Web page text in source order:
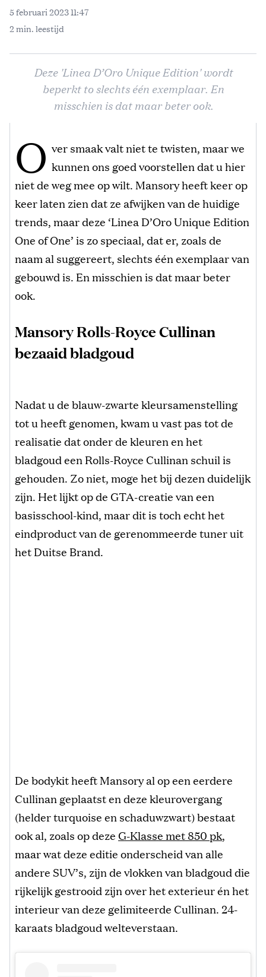
5 februari 2023 11:47
2 min. leestijd
Deze 'Linea D’Oro Unique Edition' wordt
beperkt to slechts één exemplaar. En
misschien is dat maar beter ook.
O ver smaak valt niet te twisten, maar we
kunnen ons goed voorstellen dat u hier
niet de weg mee op wilt. Mansory heeft keer op
keer laten zien dat ze afwijken van de huidige
trends, maar deze ‘Linea D’Oro Unique Edition
One of One’ is zo speciaal, dat er, zoals de
naam al suggereert, slechts één exemplaar van
gebouwd is. En misschien is dat maar beter
ook.
Mansory Rolls-Royce Cullinan
bezaaid bladgoud
Nadat u de blauw-zwarte kleursamenstelling
tot u heeft genomen, kwam u vast pas tot de
realisatie dat onder de kleuren en het
bladgoud een Rolls-Royce Cullinan schuil is
gehouden. Zo niet, moge het bij dezen duidelijk
zijn. Het lijkt op de GTA-creatie van een
basisschool-kind, maar dit is toch echt het
eindproduct van de gerenommeerde tuner uit
het Duitse Brand.
De bodykit heeft Mansory al op een eerdere
Cullinan geplaatst en deze kleurovergang
(helder turquoise en schaduwzwart) bestaat
ook al, zoals op dezeG-Klasse met 850 pk,
maar wat deze editie onderscheid van alle
andere SUV’s, zijn de vlokken van bladgoud die
rijkelijk gestrooid zijn over het exterieur én het
interieur van deze gelimiteerde Cullinan. 24-
karaats bladgoud welteverstaan.